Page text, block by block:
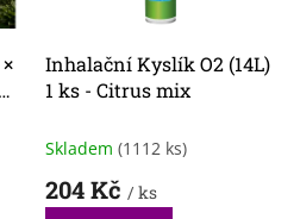
Inhalační Kyslík O2 (14L)
1 ks - Citrus mix
Skladem (1112 ks)
204 Kč / ks